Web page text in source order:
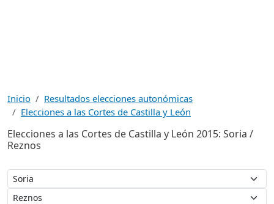
Inicio
Resultados elecciones autonómicas
Elecciones a las Cortes de Castilla y León
Elecciones a las Cortes de Castilla y León 2015: Soria /
Reznos